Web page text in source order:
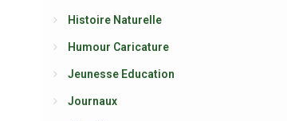
Histoire Naturelle
Humour Caricature
Jeunesse Education
Journaux